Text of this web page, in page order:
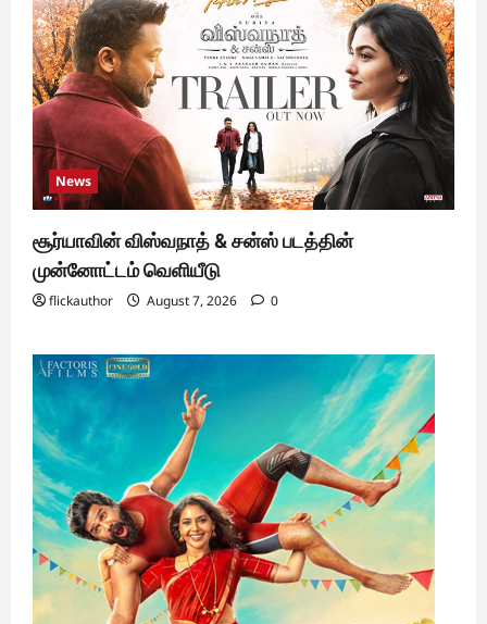
News
சூர்யாவின் விஸ்வநாத் & சன்ஸ் படத்தின்
முன்னோட்டம் வெளியீடு
flickauthor August 7, 2026 0